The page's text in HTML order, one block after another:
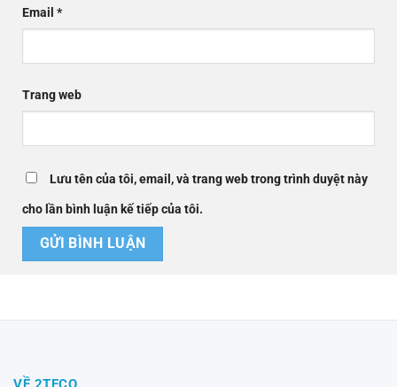
Email *
Trang web
Lưu tên của tôi, email, và trang web trong trình duyệt này
cho lần bình luận kế tiếp của tôi.